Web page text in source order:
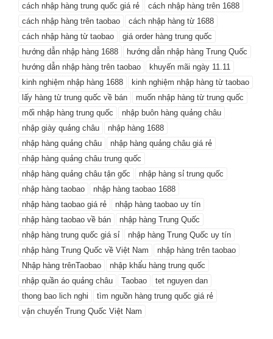
cách nhập hàng trung quốc giá rẻ
cách nhập hàng trên 1688
cách nhập hàng trên taobao
cách nhập hàng từ 1688
cách nhập hàng từ taobao
giá order hàng trung quốc
hướng dẫn nhập hàng 1688
hướng dẫn nhập hàng Trung Quốc
hướng dẫn nhập hàng trên taobao
khuyến mãi ngày 11.11
kinh nghiệm nhập hàng 1688
kinh nghiệm nhập hàng từ taobao
lấy hàng từ trung quốc về bán
muốn nhập hàng từ trung quốc
mối nhập hàng trung quốc
nhập buôn hàng quảng châu
nhập giày quảng châu
nhập hàng 1688
nhập hàng quảng châu
nhập hàng quảng châu giá rẻ
nhập hàng quảng châu trung quốc
nhập hàng quảng châu tận gốc
nhập hàng sỉ trung quốc
nhập hàng taobao
nhập hàng taobao 1688
nhập hàng taobao giá rẻ
nhập hàng taobao uy tín
nhập hàng taobao về bán
nhập hàng Trung Quốc
nhập hàng trung quốc giá sỉ
nhập hàng Trung Quốc uy tín
nhập hàng Trung Quốc về Việt Nam
nhập hàng trên taobao
Nhập hàng trênTaobao
nhập khẩu hàng trung quốc
nhập quần áo quảng châu
Taobao
tet nguyen dan
thong bao lich nghi
tìm nguồn hàng trung quốc giá rẻ
vận chuyển Trung Quốc Việt Nam